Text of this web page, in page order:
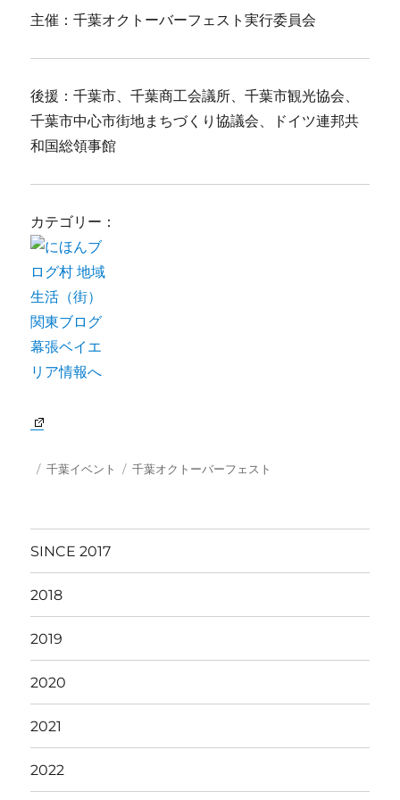
主催：千葉オクトーバーフェスト実行委員会
後援：千葉市、千葉商工会議所、千葉市観光協会、
千葉市中心市街地まちづくり協議会、ドイツ連邦共
和国総領事館
カテゴリー：
投 カ
ー
千葉イベント
タ
千葉オクトーバーフェスト
SINCE 2017
2018
2019
2020
2021
2022